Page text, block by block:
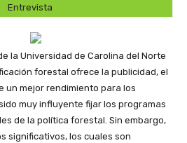
Entrevista
la Universidad de Carolina del Norte
forestal ofrece la publicidad, el
un mejor rendimiento para los
muy influyente fijar los programas
de la política forestal. Sin embargo,
significativos, los cuales son